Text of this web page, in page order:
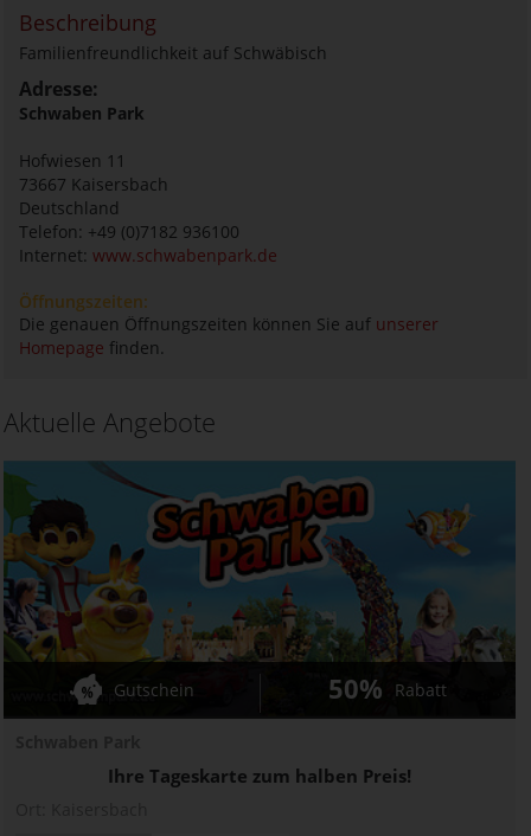
Beschreibung
Familienfreundlichkeit auf Schwäbisch
Adresse:
Schwaben Park
Hofwiesen 11
73667 Kaisersbach
Deutschland
Telefon: +49 (0)7182 936100
Internet: www.schwabenpark.de
Öffnungszeiten:
Die genauen Öffnungszeiten können Sie auf unserer
Homepage finden.
Aktuelle Angebote
Ihre Tageskarte zum halben Preis!
Gutschein 50% Rabatt